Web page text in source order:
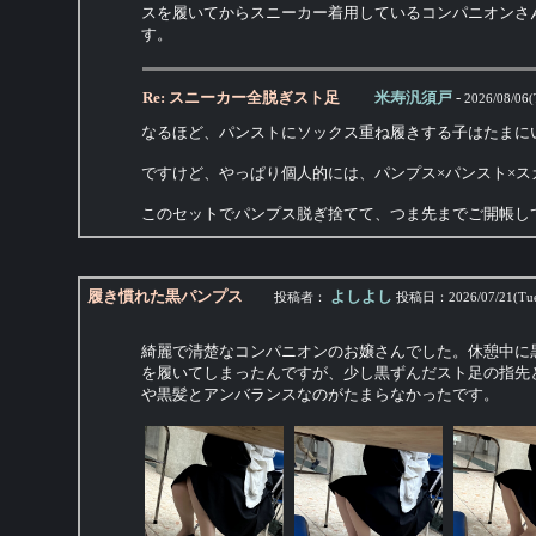
スを履いてからスニーカー着用しているコンパニオン
す。
Re: スニーカー全脱ぎスト足 米寿汎須戸 - 2026/08/
なるほど、パンストにソックス重ね履きする子はたま
ですけど、やっぱり個人的には、パンプス×パンスト×
このセットでパンプス脱ぎ捨てて、つま先までご開帳
履き慣れた黒パンプス 投稿者： よしよし 投稿日： 2026/07/
綺麗で清楚なコンパニオンのお嬢さんでした。休憩中
を履いてしまったんですが、少し黒ずんだスト足の指
や黒髪とアンバランスなのがたまらなかったです。